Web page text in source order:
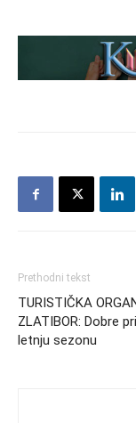
Prethodni tekst
TURISTIČKA
ZLATIBOR: Dobre
letnju sezonu